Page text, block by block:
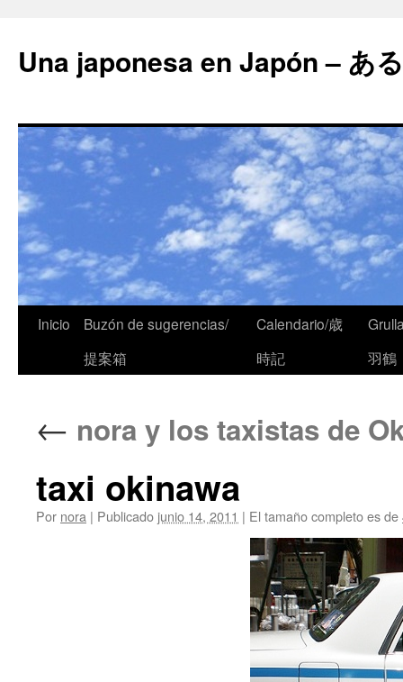
Una japonesa en Japón – あ
Inicio
Buzón de sugerencias/
提案箱
Calendario/歳
時記
羽鶴
← nora y los taxistas de
taxi okinawa
Por nora | Publicado junio 14, 2011 | El tamaño completo es de